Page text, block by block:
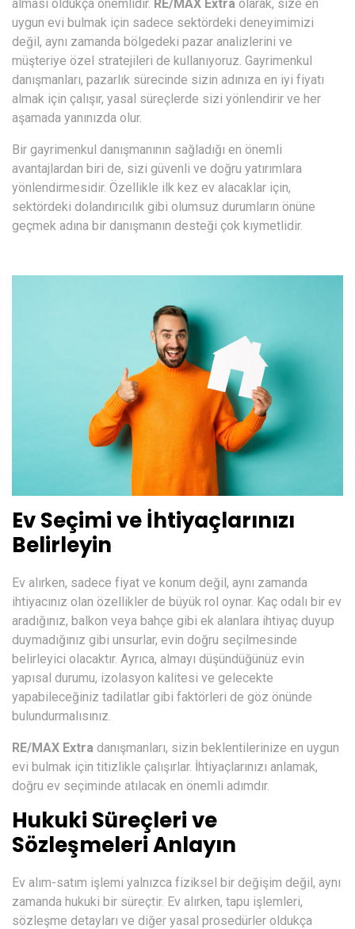
alması oldukça önemlidir. RE/MAX Extra olarak, size en
uygun evi bulmak için sadece sektördeki deneyimimizi
değil, aynı zamanda bölgedeki pazar analizlerini ve
müşteriye özel stratejileri de kullanıyoruz. Gayrimenkul
danışmanları, pazarlık sürecinde sizin adınıza en iyi fiyatı
almak için çalışır, yasal süreçlerde sizi yönlendirir ve her
aşamada yanınızda olur.
Bir gayrimenkul danışmanının sağladığı en önemli
avantajlardan biri de, sizi güvenli ve doğru yatırımlara
yönlendirmesidir. Özellikle ilk kez ev alacaklar için,
sektördeki dolandırıcılık gibi olumsuz durumların önüne
geçmek adına bir danışmanın desteği çok kıymetlidir.
Ev Seçimi ve İhtiyaçlarınızı
Belirleyin
Ev alırken, sadece fiyat ve konum değil, aynı zamanda
ihtiyacınız olan özellikler de büyük rol oynar. Kaç odalı bir ev
aradığınız, balkon veya bahçe gibi ek alanlara ihtiyaç duyup
duymadığınız gibi unsurlar, evin doğru seçilmesinde
belirleyici olacaktır. Ayrıca, almayı düşündüğünüz evin
yapısal durumu, izolasyon kalitesi ve gelecekte
yapabileceğiniz tadilatlar gibi faktörleri de göz önünde
bulundurmalısınız.
RE/MAX Extra danışmanları, sizin beklentilerinize en uygun
evi bulmak için titizlikle çalışırlar. İhtiyaçlarınızı anlamak,
doğru ev seçiminde atılacak en önemli adımdır.
Hukuki Süreçleri ve
Sözleşmeleri Anlayın
Ev alım-satım işlemi yalnızca fiziksel bir değişim değil, aynı
zamanda hukuki bir süreçtir. Ev alırken, tapu işlemleri,
sözleşme detayları ve diğer yasal prosedürler oldukça